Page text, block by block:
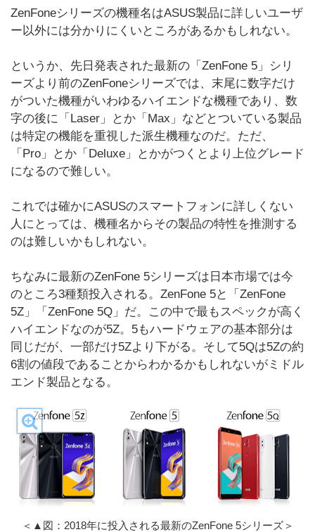
ZenFoneシリーズの機種名はASUS製品に詳しいユーザ
ー以外には分かりにくいところがあるかもしれない。
というか、先日発表された最新の「ZenFone 5」シリ
ーズより前のZenFoneシリーズでは、末尾に数字だけ
がついた機種がいわゆるハイエンドな機種であり、数
字の後に「Laser」とか「Max」などとついている製品
は特定の機能を重視した派生機種なのだ。ただ、
「Pro」とか「Deluxe」とかがつくとより上位グレード
になるので難しい。
これでは確かにASUSのスマートフォンに詳しくない
人にとっては、機種名からその製品の特性を推測する
のは難しいかもしれない。
ちなみに最新のZenFone 5シリーズは日本市場では今
のところ3種類投入される。ZenFone 5と「ZenFone
5Z」「ZenFone 5Q」だ。この中で最もスペックが高く
ハイエンドなのが5Z。5もハードウェアの基本部分は
同じだが、一部だけ5Zより下がる。そして5Qは5Zの約
6割の値段であることからわかるかもしれないがミドル
エンド製品となる。
＜▲図：2018年に投入される最新のZenFone 5シリーズ＞